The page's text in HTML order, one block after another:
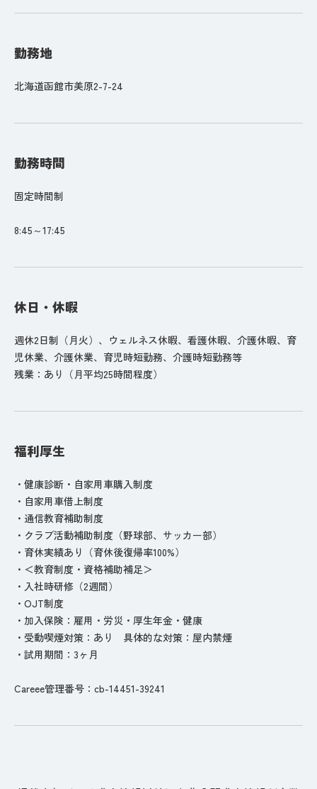
勤務地
北海道函館市美原2-7-24
勤務時間
固定時間制
8:45～17:45
休日・休暇
週休2日制（月火）、ウェルネス休暇、看護休暇、介護休暇、育
児休業、介護休業、育児時短勤務、介護時短勤務等
残業：あり（月平均25時間程度）
福利厚生
・健康診断・自家用車購入制度
・自家用車借上制度
・通信教育補助制度
・クラブ活動補助制度（野球部、サッカー部）
・育休実績あり（育休後復帰率100%）
・＜教育制度・資格補助補足＞
・入社時研修（2週間）
・OJT制度
・加入保険：雇用・労災・厚生年金・健康
・受動喫煙対策：あり 具体的な対策：屋内禁煙
・試用期間：3ヶ月
Careee管理番号：cb-14451-39241